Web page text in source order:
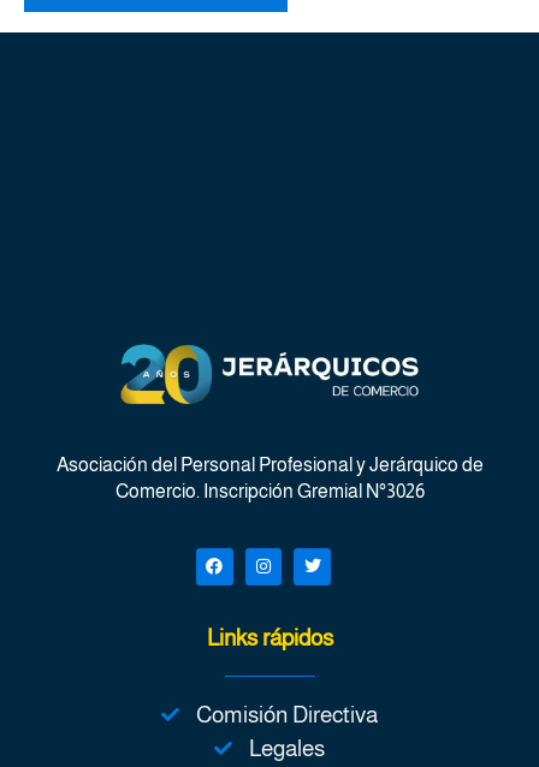
Asociación del Personal Profesional y Jerárquico de
Comercio. Inscripción Gremial N°3026
Links rápidos
Comisión Directiva
Legales